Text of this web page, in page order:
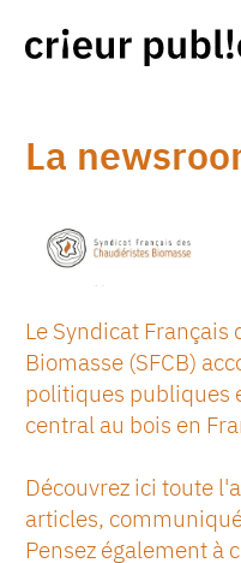
La
Le Syndicat Français
Biomasse (SFCB)
politiques publiques
central au bois en
Découvrez ici toute
articles,
Pensez également à